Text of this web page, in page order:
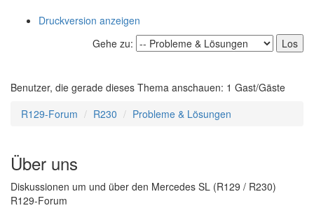
Druckversion anzeigen
Gehe zu:
Benutzer, die gerade dieses Thema anschauen: 1 Gast/Gäste
R129-Forum
R230 Probleme & Lösungen
Über uns
Diskussionen um und über den Mercedes SL (R129 / R230)
R129-Forum